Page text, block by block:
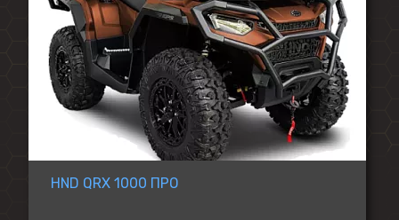
HND QRX 1000 ПРО